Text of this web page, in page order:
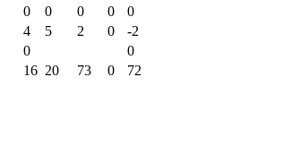
0 0 0 0
0
4 5 2 0
-2
0
0
16 20 73 0 72